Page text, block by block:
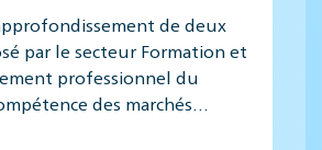
de deux
par le secteur Formation et
professionnel du
des marchés…